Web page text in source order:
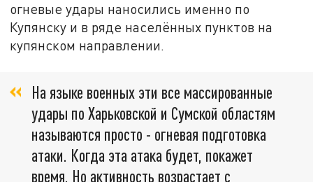
огневые удары наносились именно по
Купянску и в ряде населённых пунктов на
купянском направлении.
На языке военных эти все массированные
удары по Харьковской и Сумской областям
называются просто - огневая подготовка
атаки. Когда эта атака будет, покажет
время. Но активность возрастает с